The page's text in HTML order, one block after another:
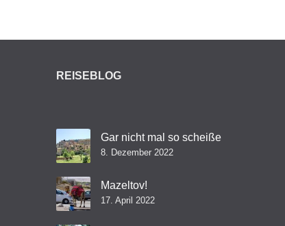
REISEBLOG
Gar nicht mal so scheiße
8. Dezember 2022
Mazeltov!
17. April 2022